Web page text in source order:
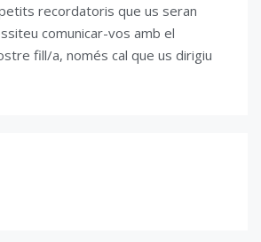
recordatoris que us seran
comunicar-vos amb el
fill/a, només cal que us dirigiu